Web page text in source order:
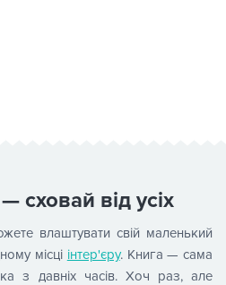
сховай від усіх
влаштувати свій маленький
місці інтер'єру. Книга — сама
з давніх часів. Хоч раз, але